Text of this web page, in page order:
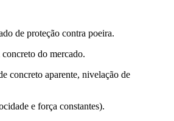
de proteção contra poeira.
do mercado.
concreto aparente, nivelação de
e força constantes).